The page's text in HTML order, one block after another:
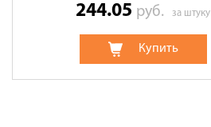
244.05 руб. за штуку
Купить